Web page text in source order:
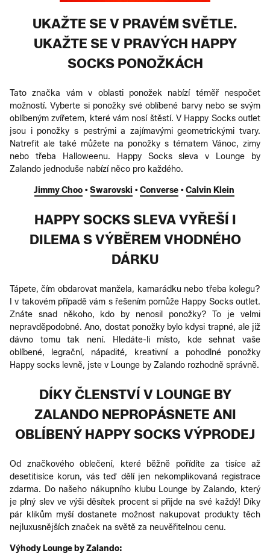
UKAŽTE SE V PRAVÉM SVĚTLE.
UKAŽTE SE V PRAVÝCH HAPPY
SOCKS PONOŽKÁCH
Tato značka vám v oblasti ponožek nabízí téměř nespočet
možností. Vyberte si ponožky své oblíbené barvy nebo se svým
oblíbeným zvířetem, které vám nosí štěstí. V Happy Socks outlet
jsou i ponožky s pestrými a zajímavými geometrickými tvary.
Natrefit ale také můžete na ponožky s tématem Vánoc, zimy
nebo třeba Halloweenu. Happy Socks sleva v Lounge by
Zalando jednoduše nabízí něco pro každého.
Jimmy Choo •Swarovski •Converse •Calvin Klein
HAPPY SOCKS SLEVA VYŘEŠÍ I
DILEMA S VÝBĚREM VHODNÉHO
DÁRKU
Tápete, čím obdarovat manžela, kamarádku nebo třeba kolegu?
I v takovém případě vám s řešením pomůže Happy Socks outlet.
Znáte snad někoho, kdo by nenosil ponožky? To je velmi
nepravděpodobné. Ano, dostat ponožky bylo kdysi trapné, ale již
dávno tomu tak není. Hledáte-li místo, kde sehnat vaše
oblíbené, legrační, nápadité, kreativní a pohodlné ponožky
Happy socks levně, jste v Lounge by Zalando rozhodně správně.
DÍKY ČLENSTVÍ V LOUNGE BY
ZALANDO NEPROPÁSNETE ANI
OBLÍBENÝ HAPPY SOCKS VÝPRODEJ
Od značkového oblečení, které běžně pořídíte za tisíce až
desetitisíce korun, vás teď dělí jen nekomplikovaná registrace
zdarma. Do našeho nákupního klubu Lounge by Zalando, který
je plný slev ve výši děsítek procent si přijde na své každý! Díky
pár klikům myší dostanete možnost nakupovat produkty těch
nejluxusnějších značek na světě za neuvěřitelnou cenu.
Výhody Lounge by Zalando: